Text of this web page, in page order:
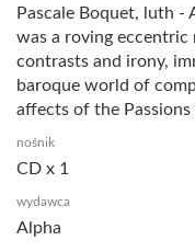
Pascale Boquet, luth -
was a roving eccentric
contrasts and irony,
baroque world of
affects of the
nośnik
CD x 1
wydawca
Alpha